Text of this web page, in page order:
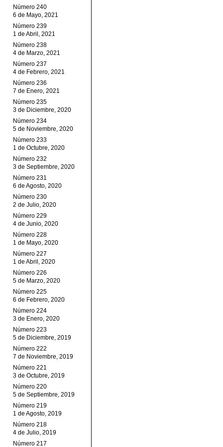
Número 240
6 de Mayo, 2021
Número 239
1 de Abril, 2021
Número 238
4 de Marzo, 2021
Número 237
4 de Febrero, 2021
Número 236
7 de Enero, 2021
Número 235
3 de Diciembre, 2020
Número 234
5 de Noviembre, 2020
Número 233
1 de Octubre, 2020
Número 232
3 de Septiembre, 2020
Número 231
6 de Agosto, 2020
Número 230
2 de Julio, 2020
Número 229
4 de Junio, 2020
Número 228
1 de Mayo, 2020
Número 227
1 de Abril, 2020
Número 226
5 de Marzo, 2020
Número 225
6 de Febrero, 2020
Número 224
3 de Enero, 2020
Número 223
5 de Diciembre, 2019
Número 222
7 de Noviembre, 2019
Número 221
3 de Octubre, 2019
Número 220
5 de Septiembre, 2019
Número 219
1 de Agosto, 2019
Número 218
4 de Julio, 2019
Número 217